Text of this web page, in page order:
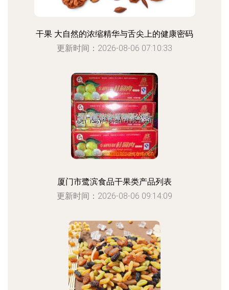
干果 大自然的浓缩精华与舌尖上的健康密码
更新时间：2026-08-06 07:10:33
厦门市鹭滨食品干果类产品列表
更新时间：2026-08-06 09:14:09